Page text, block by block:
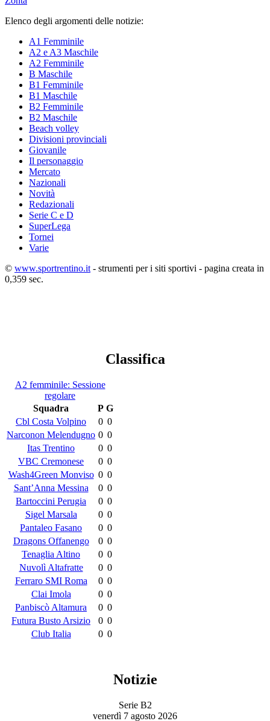
Elenco degli argomenti delle notizie:
A1 Femminile
A2 e A3 Maschile
A2 Femminile
B Maschile
B1 Femminile
B1 Maschile
B2 Femminile
B2 Maschile
Beach volley
Divisioni provinciali
Giovanile
Il personaggio
Mercato
Nazionali
Novità
Redazionali
Serie C e D
SuperLega
Tornei
Varie
© www.sportrentino.it- strumenti per i siti sportivi - pagina creata in
0,359 sec.
Classifica
A2 femminile: Sessione
regolare
Squadra
P G
Cbl Costa Volpino
0 0
Narconon Melendugno 0 0
Itas Trentino
0 0
VBC Cremonese
0 0
Wash4Green Monviso 0 0
Sant’Anna Messina
0 0
Bartoccini Perugia
0 0
Sigel Marsala
0 0
Pantaleo Fasano
0 0
Dragons Offanengo
0 0
Tenaglia Altino
0 0
Nuvolì Altafratte
0 0
Ferraro SMI Roma
0 0
Clai Imola
0 0
Panbiscò Altamura
0 0
Futura Busto Arsizio
0 0
Club Italia
0 0
Notizie
Serie B2
venerdì 7 agosto 2026